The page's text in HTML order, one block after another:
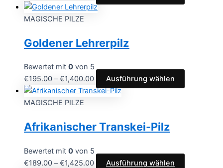
MAGISCHE PILZE
Goldener Lehrerpilz
Bewertet mit 0 von 5
€195.00 –€1,400.00 Ausführung wählen
MAGISCHE PILZE
Afrikanischer Transkei-Pilz
Bewertet mit 0 von 5
€189.00 –€1,425.00 Ausführung wählen